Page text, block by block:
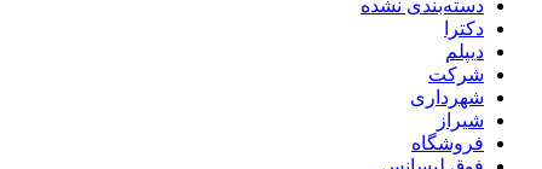
دسته‌بندی نشده
دکترا
دیپلم
شرکت
شهرداری
شیراز
فروشگاه